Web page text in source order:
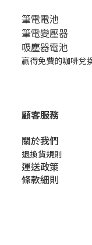
筆電電池
筆電變壓器
吸塵器電池
贏得免費的咖啡兌
顧客服務
關於我們​
退換貨規則
運送政策
條款細則